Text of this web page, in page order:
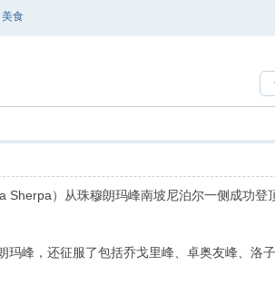
美食
）从珠穆朗玛峰南坡尼泊尔一侧成功
峰，还征服了包括乔戈里峰、卓奥友峰、洛